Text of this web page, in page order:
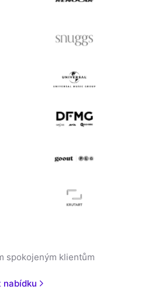
spokojeným klientům
nabídku